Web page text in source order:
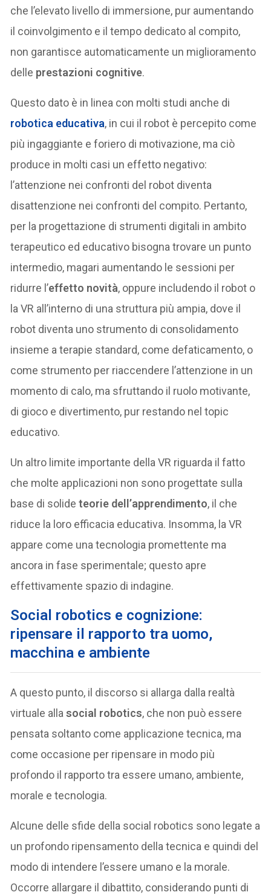
che l’elevato livello di immersione, pur aumentando
il coinvolgimento e il tempo dedicato al compito,
non garantisce automaticamente un miglioramento
delle prestazioni cognitive.
Questo dato è in linea con molti studi anche di
robotica educativa, in cui il robot è percepito come
più ingaggiante e foriero di motivazione, ma ciò
produce in molti casi un effetto negativo:
l’attenzione nei confronti del robot diventa
disattenzione nei confronti del compito. Pertanto,
per la progettazione di strumenti digitali in ambito
terapeutico ed educativo bisogna trovare un punto
intermedio, magari aumentando le sessioni per
ridurre l’effetto novità, oppure includendo il robot o
la VR all’interno di una struttura più ampia, dove il
robot diventa uno strumento di consolidamento
insieme a terapie standard, come defaticamento, o
come strumento per riaccendere l’attenzione in un
momento di calo, ma sfruttando il ruolo motivante,
di gioco e divertimento, pur restando nel topic
educativo.
Un altro limite importante della VR riguarda il fatto
che molte applicazioni non sono progettate sulla
base di solideteorie dell’apprendimento, il che
riduce la loro efficacia educativa. Insomma, la VR
appare come una tecnologia promettente ma
ancora in fase sperimentale; questo apre
effettivamente spazio di indagine.
Social robotics e cognizione:
ripensare il rapporto tra uomo,
macchina e ambiente
A questo punto, il discorso si allarga dalla realtà
virtuale allasocial robotics, che non può essere
pensata soltanto come applicazione tecnica, ma
come occasione per ripensare in modo più
profondo il rapporto tra essere umano, ambiente,
morale e tecnologia.
Alcune delle sfide della social robotics sono legate a
un profondo ripensamento della tecnica e quindi del
modo di intendere l’essere umano e la morale.
Occorre allargare il dibattito, considerando punti di